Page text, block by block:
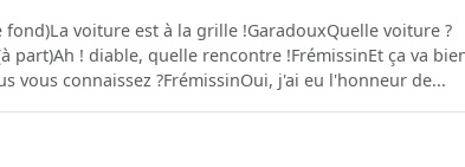
voiture est à la grille !GaradouxQuelle voiture ?
part)Ah ! diable, quelle rencontre !FrémissinEt ça va
vous connaissez ?FrémissinOui, j'ai eu l'honneur de...